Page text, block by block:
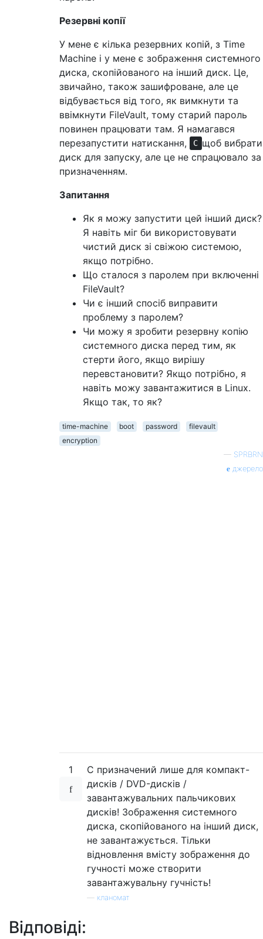
Резервні копії
У мене є кілька резервних копій, з Time
Machine і у мене є зображення системного
диска, скопійованого на інший диск. Це,
звичайно, також зашифроване, але це
відбувається від того, як вимкнути та
ввімкнути FileVault, тому старий пароль
повинен працювати там. Я намагався
перезапустити натискання,
C щоб вибрати
диск для запуску, але це не спрацювало за
призначенням.
Запитання
Як я можу запустити цей інший диск?
Я навіть міг би використовувати
чистий диск зі свіжою системою,
якщо потрібно.
Що сталося з паролем при включенні
FileVault?
Чи є інший спосіб виправити
проблему з паролем?
Чи можу я зробити резервну копію
системного диска перед тим, як
стерти його, якщо вирішу
перевстановити? Якщо потрібно, я
навіть можу завантажитися в Linux.
Якщо так, то як?
time-machine boot password
filevault
encryption
— SPRBRN
джерело
1
C призначений лише для компакт-
дисків / DVD-дисків /
завантажувальних пальчикових
дисків! Зображення системного
диска, скопійованого на інший диск,
не завантажується. Тільки
відновлення вмісту зображення до
гучності може створити
завантажувальну гучність!
кланомат
Відповіді: